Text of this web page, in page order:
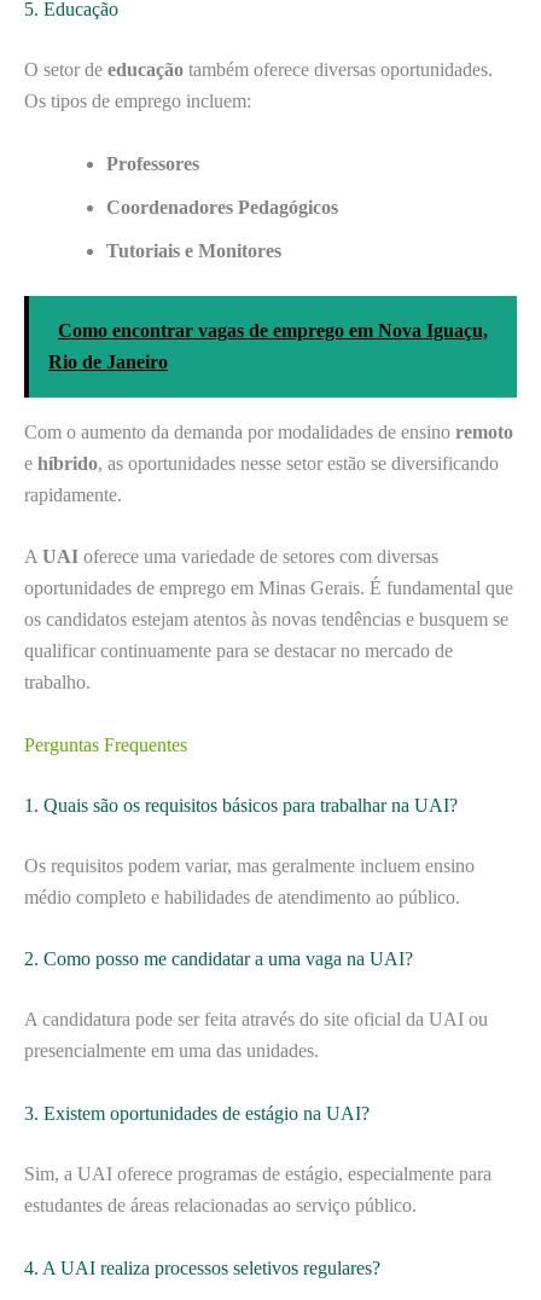
5. Educação
O setor de educação também oferece diversas oportunidades.
Os tipos de emprego incluem:
Professores
Coordenadores Pedagógicos
Tutoriais e Monitores
Como encontrar vagas de emprego em Nova Iguaçu,
Rio de Janeiro
Com o aumento da demanda por modalidades de ensino remoto
e híbrido, as oportunidades nesse setor estão se diversificando
rapidamente.
A UAI oferece uma variedade de setores com diversas
oportunidades de emprego em Minas Gerais. É fundamental que
os candidatos estejam atentos às novas tendências e busquem se
qualificar continuamente para se destacar no mercado de
trabalho.
Perguntas Frequentes
1. Quais são os requisitos básicos para trabalhar na UAI?
Os requisitos podem variar, mas geralmente incluem ensino
médio completo e habilidades de atendimento ao público.
2. Como posso me candidatar a uma vaga na UAI?
A candidatura pode ser feita através do site oficial da UAI ou
presencialmente em uma das unidades.
3. Existem oportunidades de estágio na UAI?
Sim, a UAI oferece programas de estágio, especialmente para
estudantes de áreas relacionadas ao serviço público.
4. A UAI realiza processos seletivos regulares?